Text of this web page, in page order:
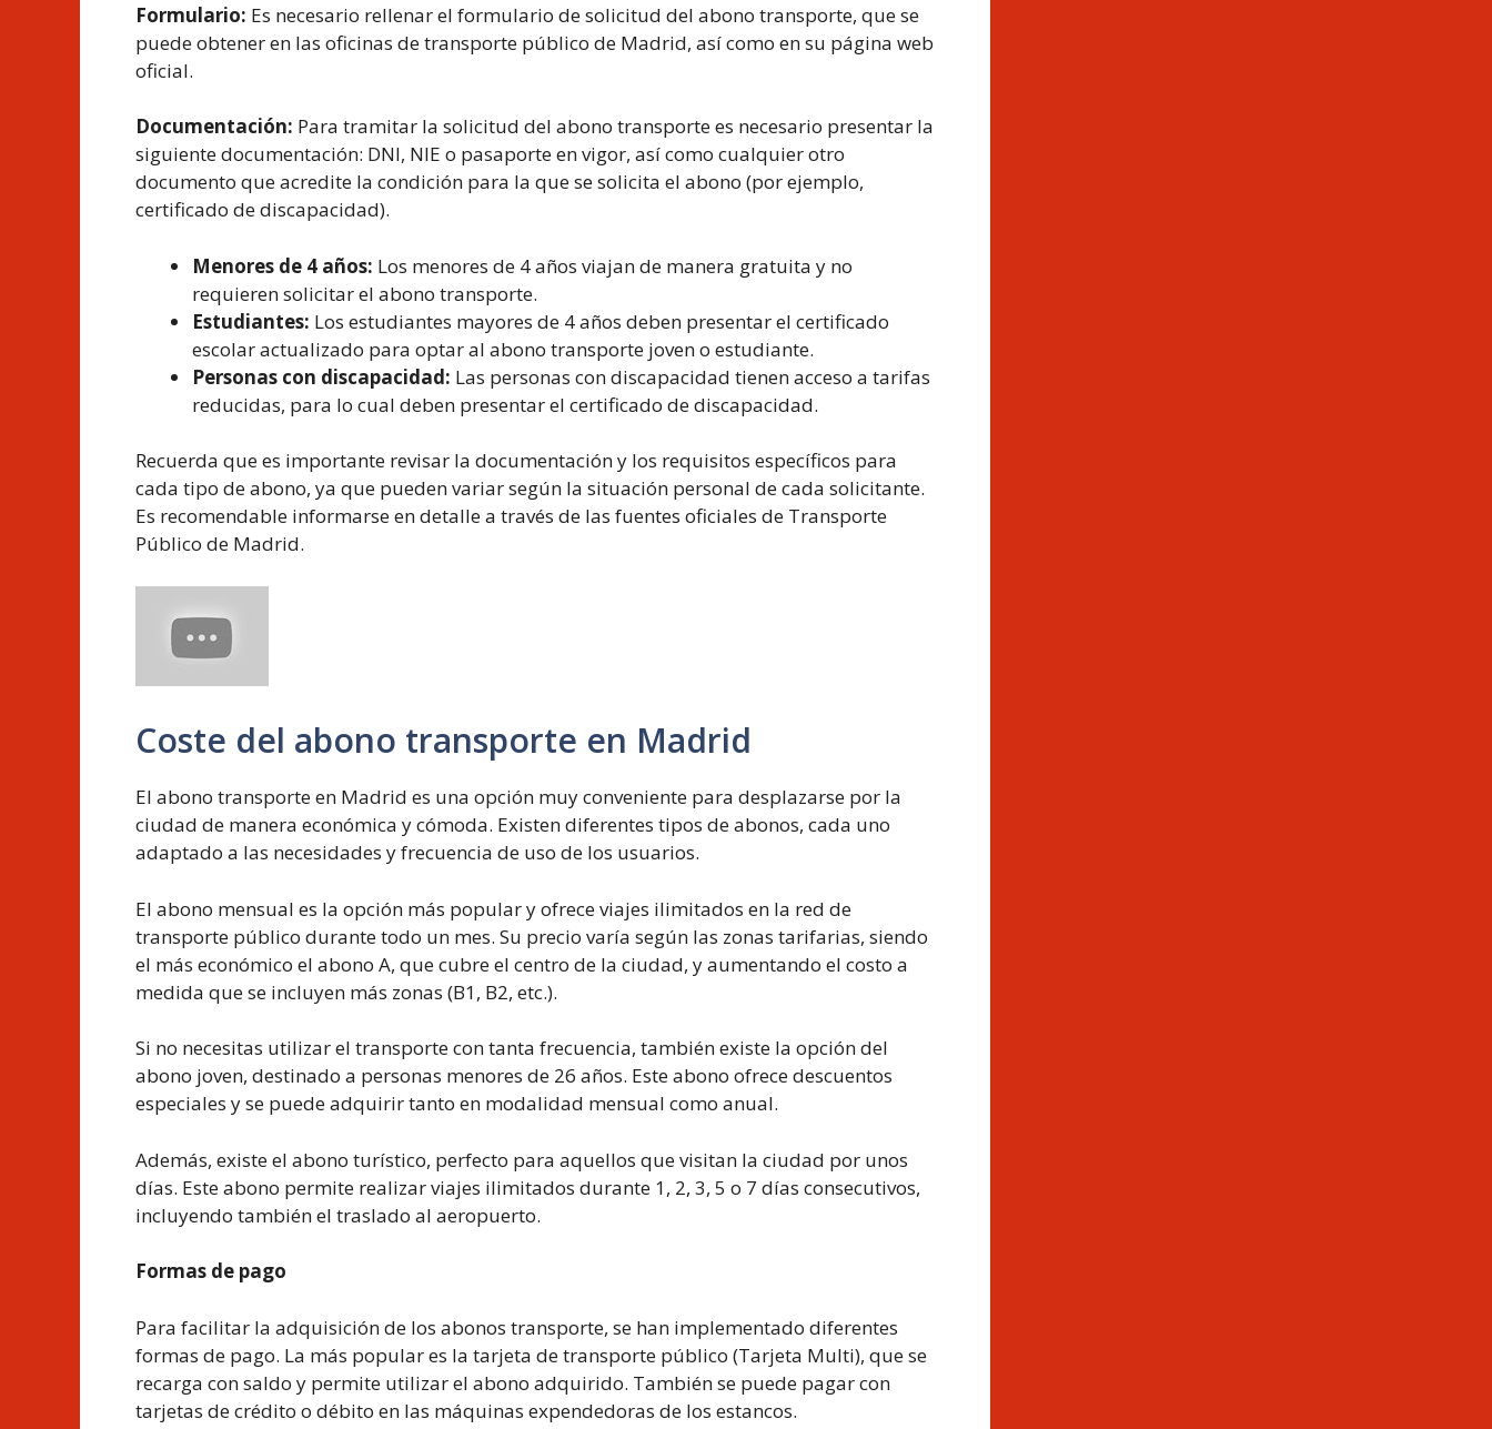
Formulario: Es necesario rellenar el formulario de solicitud del abono transporte, que se
puede obtener en las oficinas de transporte público de Madrid, así como en su página web
oficial.
Documentación: Para tramitar la solicitud del abono transporte es necesario presentar la
siguiente documentación: DNI, NIE o pasaporte en vigor, así como cualquier otro
documento que acredite la condición para la que se solicita el abono (por ejemplo,
certificado de discapacidad).
Menores de 4 años: Los menores de 4 años viajan de manera gratuita y no
requieren solicitar el abono transporte.
Estudiantes: Los estudiantes mayores de 4 años deben presentar el certificado
escolar actualizado para optar al abono transporte joven o estudiante.
Personas con discapacidad: Las personas con discapacidad tienen acceso a tarifas
reducidas, para lo cual deben presentar el certificado de discapacidad.
Recuerda que es importante revisar la documentación y los requisitos específicos para
cada tipo de abono, ya que pueden variar según la situación personal de cada solicitante.
Es recomendable informarse en detalle a través de las fuentes oficiales de Transporte
Público de Madrid.
Coste del abono transporte en Madrid
El abono transporte en Madrid es una opción muy conveniente para desplazarse por la
ciudad de manera económica y cómoda. Existen diferentes tipos de abonos, cada uno
adaptado a las necesidades y frecuencia de uso de los usuarios.
El abono mensual es la opción más popular y ofrece viajes ilimitados en la red de
transporte público durante todo un mes. Su precio varía según las zonas tarifarias, siendo
el más económico el abono A, que cubre el centro de la ciudad, y aumentando el costo a
medida que se incluyen más zonas (B1, B2, etc.).
Si no necesitas utilizar el transporte con tanta frecuencia, también existe la opción del
abono joven, destinado a personas menores de 26 años. Este abono ofrece descuentos
especiales y se puede adquirir tanto en modalidad mensual como anual.
Además, existe el abono turístico, perfecto para aquellos que visitan la ciudad por unos
días. Este abono permite realizar viajes ilimitados durante 1, 2, 3, 5 o 7 días consecutivos,
incluyendo también el traslado al aeropuerto.
Formas de pago
Para facilitar la adquisición de los abonos transporte, se han implementado diferentes
formas de pago. La más popular es la tarjeta de transporte público (Tarjeta Multi), que se
recarga con saldo y permite utilizar el abono adquirido. También se puede pagar con
tarjetas de crédito o débito en las máquinas expendedoras de los estancos.